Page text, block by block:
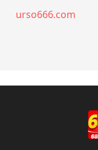
urso666.com